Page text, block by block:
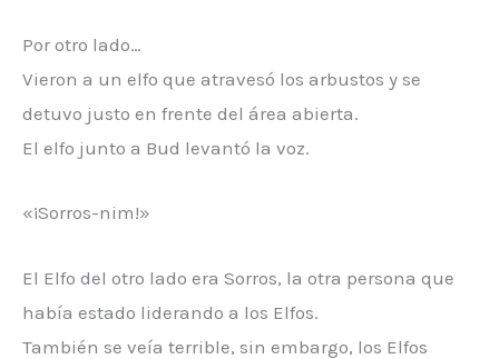
Por otro lado…
Vieron a un elfo que atravesó los arbustos y se
detuvo justo en frente del área abierta.
El elfo junto a Bud levantó la voz.
«¡Sorros-nim!»
El Elfo del otro lado era Sorros, la otra persona que
había estado liderando a los Elfos.
También se veía terrible, sin embargo, los Elfos